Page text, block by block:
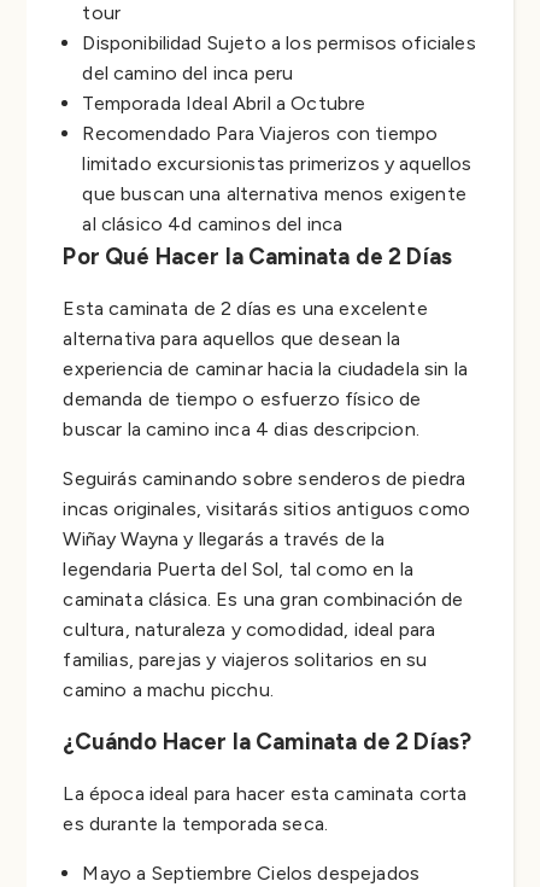
tour
Disponibilidad Sujeto a los permisos oficiales
del camino del inca peru
Temporada Ideal Abril a Octubre
Recomendado Para Viajeros con tiempo
limitado excursionistas primerizos y aquellos
que buscan una alternativa menos exigente
al clásico 4d caminos del inca
Por Qué Hacer la Caminata de 2 Días
Esta caminata de 2 días es una excelente
alternativa para aquellos que desean la
experiencia de caminar hacia la ciudadela sin la
demanda de tiempo o esfuerzo físico de
buscar la camino inca 4 dias descripcion.
Seguirás caminando sobre senderos de piedra
incas originales, visitarás sitios antiguos como
Wiñay Wayna y llegarás a través de la
legendaria Puerta del Sol, tal como en la
caminata clásica. Es una gran combinación de
cultura, naturaleza y comodidad, ideal para
familias, parejas y viajeros solitarios en su
camino a machu picchu.
¿Cuándo Hacer la Caminata de 2 Días?
La época ideal para hacer esta caminata corta
es durante la temporada seca.
Mayo a Septiembre Cielos despejados